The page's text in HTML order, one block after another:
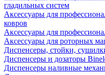
гладильных систем
Аксессуары для
ковров
Аксессуары для
Аксессуары для роторных
Диспенсеры, стойки,
Диспенсеры и дозаторы
Диспенсеры наливные